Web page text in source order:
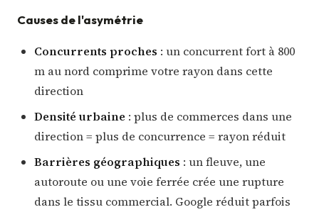
Causes de l'asymétrie
Concurrents proches : un concurrent fort à 800
m au nord comprime votre rayon dans cette
direction
Densité urbaine : plus de commerces dans une
direction = plus de concurrence = rayon réduit
Barrières géographiques : un fleuve, une
autoroute ou une voie ferrée crée une rupture
dans le tissu commercial. Google réduit parfois